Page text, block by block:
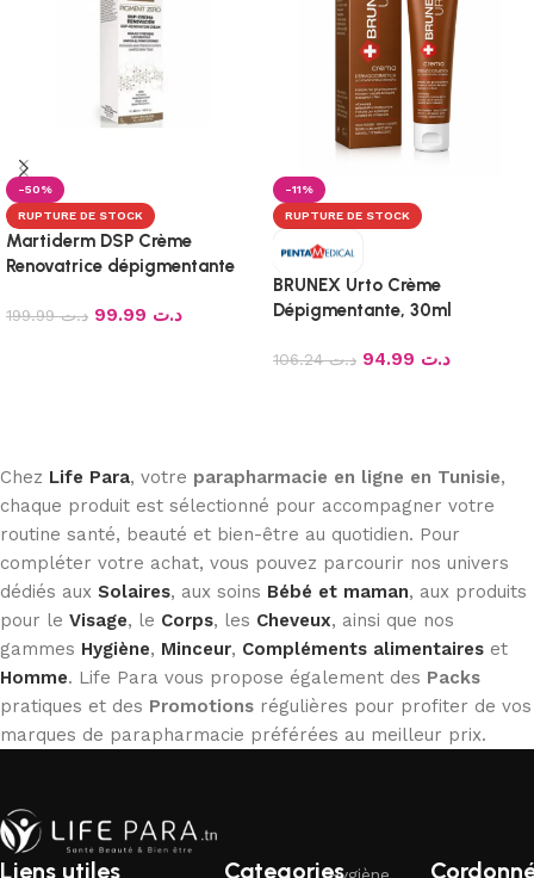
-50%
RUPTURE DE STOCK
Martiderm DSP Crème
Renovatrice dépigmentante
د.ت199.99 د.ت
-11%
RUPTURE DE STOCK
BRUNEX Urto Crème
Dépigmentante, 30ml
د.ت106.24 د.ت
Chez Life Para, votre parapharmacie en ligne en Tunisie,
chaque produit est sélectionné pour accompagner votre
routine santé, beauté et bien-être au quotidien. Pour
compléter votre achat, vous pouvez parcourir nos univers
dédiés aux Solaires, aux soins Bébé et maman, aux produits
pour le Visage, le Corps, les Cheveux, ainsi que nos
gammes Hygiène, Minceur, Compléments alimentaires et
Homme. Life Para vous propose également des Packs
pratiques et des Promotions régulières pour profiter de vos
marques de parapharmacie préférées au meilleur prix.
Liens utiles Categories